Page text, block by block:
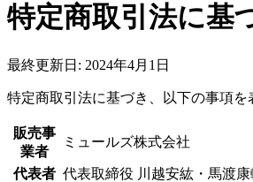
特定商取引法に基
最終更新日: 2024年4月1日
特定商取引法に基づき、以下の事項を
販売事
業者
ミュールズ株式会社
代表者 代表取締役 川越安紘・馬渡康